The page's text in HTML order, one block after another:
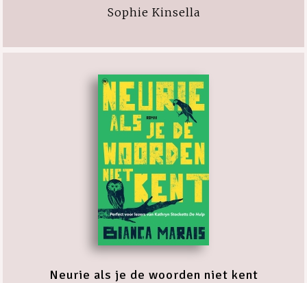
Sophie Kinsella
Neurie als je de woorden niet kent